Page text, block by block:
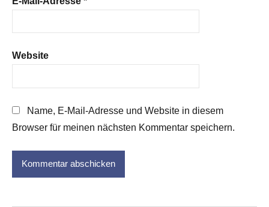
Website
Name, E-Mail-Adresse und Website in diesem
Browser für meinen nächsten Kommentar speichern.